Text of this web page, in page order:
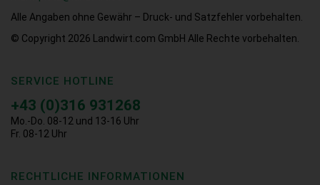
Alle Angaben ohne Gewähr – Druck- und Satzfehler vorbehalten.
© Copyright 2026
Landwirt.com GmbH Alle Rechte vorbehalten.
SERVICE HOTLINE
+43 (0)316 931268
Mo.-Do. 08-12 und 13-16 Uhr
Fr. 08-12 Uhr
RECHTLICHE INFORMATIONEN